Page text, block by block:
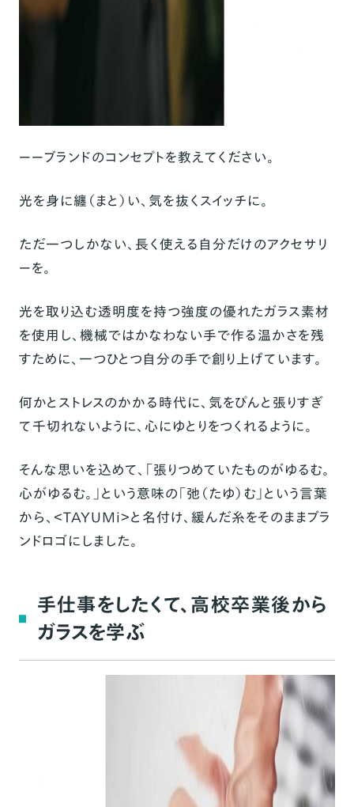
ーーブランドのコンセプトを教えてください。
光を身に纏（まと）い、気を抜くスイッチに。
ただ一つしかない、長く使える自分だけのアクセサリ
ーを。
光を取り込む透明度を持つ強度の優れたガラス素材
を使用し、機械ではかなわない手で作る温かさを残
すために、一つひとつ自分の手で創り上げています。
何かとストレスのかかる時代に、気をぴんと張りすぎ
て千切れないように、心にゆとりをつくれるように。
そんな思いを込めて、「張りつめていたものがゆるむ。
心がゆるむ。」という意味の「弛（たゆ）む」という言葉
から、＜TAYUMi＞と名付け、緩んだ糸をそのままブラ
ンドロゴにしました。
手仕事をしたくて、高校卒業後から
ガラスを学ぶ